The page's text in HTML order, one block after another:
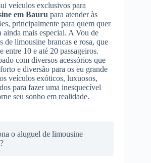
veículos exclusivos para
em Bauru para atender às
principalmente para quem quer
ainda mais especial. A Vou de
de limousine brancas e rosa, que
entre 10 e até 20 passageiros.
com diversos acessórios que
e diversão para os eu grande
veículos exóticos, luxuosos,
para fazer uma inesquecível
seu sonho em realidade.
o aluguel de limousine